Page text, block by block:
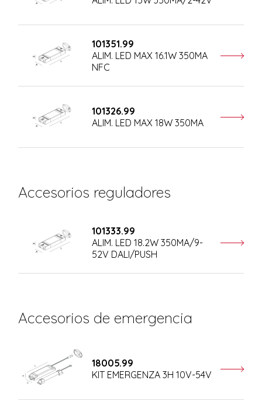
101351.99
ALIM. LED MAX 16.1W 350MA
NFC
101326.99
ALIM. LED MAX 18W 350MA
Accesorios reguladores
101333.99
ALIM. LED 18.2W 350MA/9-
52V DALI/PUSH
Accesorios de emergencia
18005.99
KIT EMERGENZA 3H 10V-54V